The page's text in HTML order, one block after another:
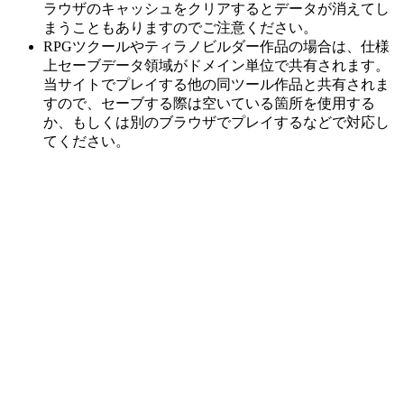
ラウザのキャッシュをクリアするとデータが消えてし
まうこともありますのでご注意ください。
RPGツクールやティラノビルダー作品の場合は、仕様
上セーブデータ領域がドメイン単位で共有されます。
当サイトでプレイする他の同ツール作品と共有されま
すので、セーブする際は空いている箇所を使用する
か、もしくは別のブラウザでプレイするなどで対応し
てください。